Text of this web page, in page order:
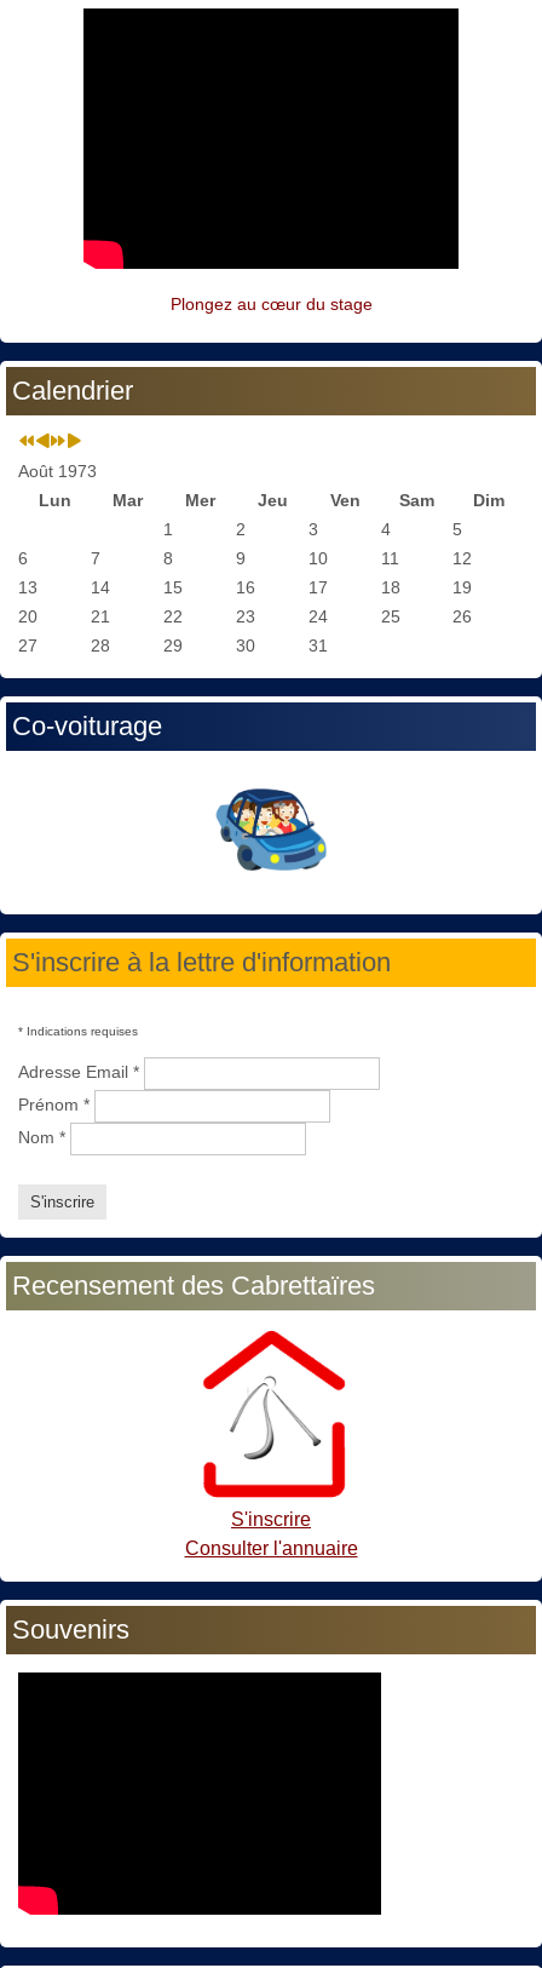
Plongez au cœur du stage
Calendrier
Août 1973
Lun
Mar Mer Jeu Ven Sam
Dim
1
2 3 4
5
6
7 8 9 10 11
12
13
14 15 16 17 18
19
20
21 22 23 24 25
26
27
28 29 30 31
Co-voiturage
S'inscrire à la lettre d'information
* Indications requises
Adresse Email *
Prénom *
Nom *
Recensement des Cabrettaïres
S'inscrire
Consulter l'annuaire
Souvenirs